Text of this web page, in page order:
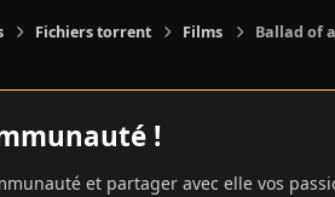
Fichiers torrent Films Ballad of
!
et partager avec elle vos